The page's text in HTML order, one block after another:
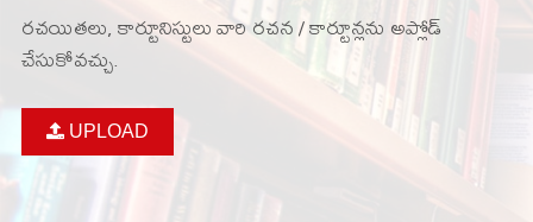
రచయితలు, కార్టూనిస్టులు వారి రచన / కార్టూన్లను అప్లోడ్
చేసుకోవచ్చు.
UPLOAD